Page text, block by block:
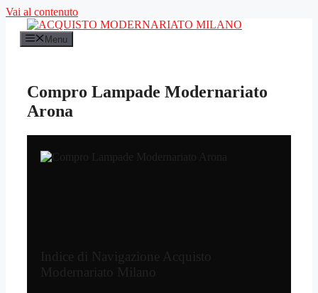
Vai al contenuto
Menu
Compro Lampade Modernariato
Arona
Indice di Navigazione Acquisto
Modernariato Milano